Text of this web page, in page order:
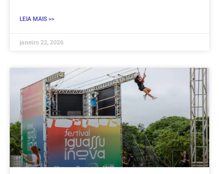
LEIA MAIS >>
janeiro 22, 2026